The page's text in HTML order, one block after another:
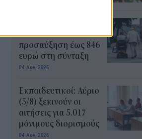
δικαιούνται
προσαύξηση έως 846
ευρώ στη σύνταξη
04 Αυγ 2026
Εκπαιδευτικοί: Αύριο
(5/8) ξεκινούν οι
αιτήσεις για 5.017
μόνιμους διορισμούς
04 Αυγ 2026